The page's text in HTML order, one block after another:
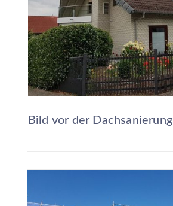
Bild vor der Dachsanierung